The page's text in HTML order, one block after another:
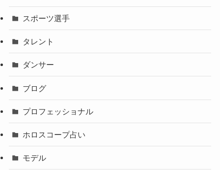
スポーツ選手
タレント
ダンサー
ブログ
プロフェッショナル
ホロスコープ占い
モデル